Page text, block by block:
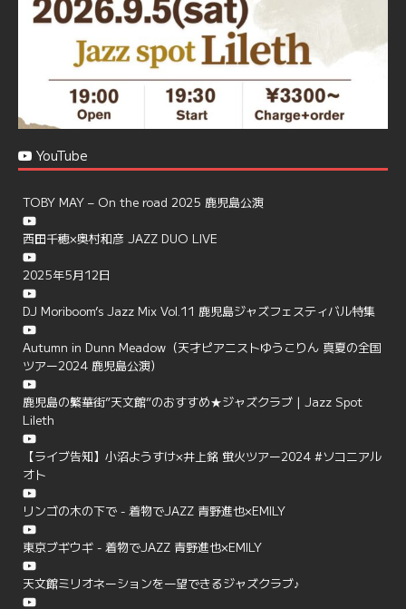
YouTube
TOBY MAY – On the road 2025 鹿児島公演
西田千穂×奥村和彦 JAZZ DUO LIVE
2025年5月12日
DJ Moriboom’s Jazz Mix Vol.11 鹿児島ジャズフェスティバル特集
Autumn in Dunn Meadow（天才ピアニストゆうこりん 真夏の全国
ツアー2024 鹿児島公演）
鹿児島の繁華街”天文館”のおすすめ★ジャズクラブ | Jazz Spot
Lileth
【ライブ告知】小沼ようすけ×井上銘 蛍火ツアー2024 #ソコニアル
オト
リンゴの木の下で - 着物でJAZZ 青野進也×EMILY
東京ブギウギ - 着物でJAZZ 青野進也×EMILY
天文館ミリオネーションを一望できるジャズクラブ♪